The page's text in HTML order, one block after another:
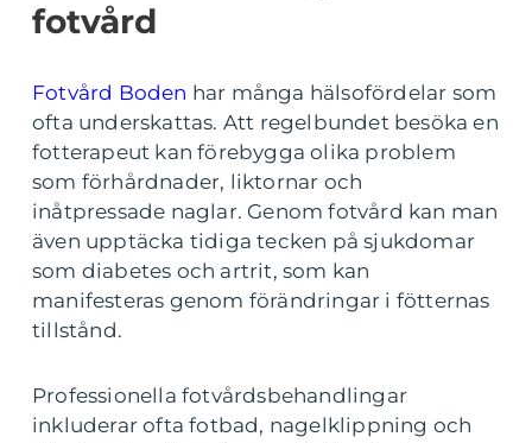
fotvård
Fotvård Boden har många hälsofördelar som
ofta underskattas. Att regelbundet besöka en
fotterapeut kan förebygga olika problem
som förhårdnader, liktornar och
inåtpressade naglar. Genom fotvård kan man
även upptäcka tidiga tecken på sjukdomar
som diabetes och artrit, som kan
manifesteras genom förändringar i fötternas
tillstånd.
Professionella fotvårdsbehandlingar
inkluderar ofta fotbad, nagelklippning och